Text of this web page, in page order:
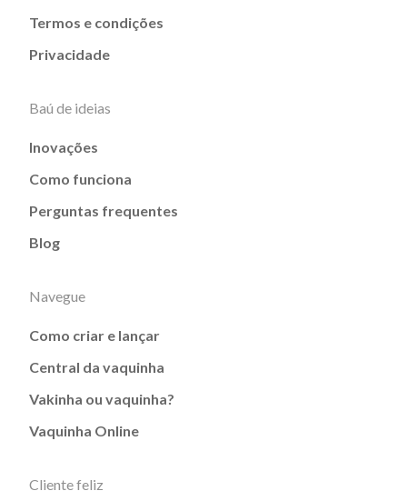
Termos e condições
Privacidade
Baú de ideias
Inovações
Como funciona
Perguntas frequentes
Blog
Navegue
Como criar e lançar
Central da vaquinha
Vakinha ou vaquinha?
Vaquinha Online
Cliente feliz